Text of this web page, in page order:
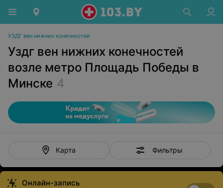
УЗДГ вен нижних конечностей
Уздг вен нижних конечностей
возле метро Площадь Победы в
Минске 4
Карта Фильтры
Онлайн-запись